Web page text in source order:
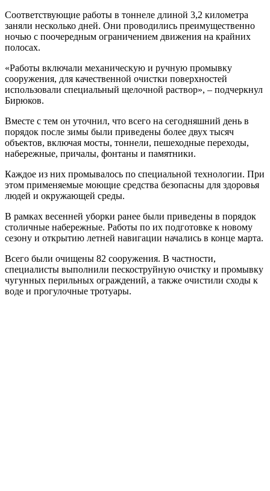
Соответствующие работы в тоннеле длиной 3,2 километра
заняли несколько дней. Они проводились преимущественно
ночью с поочередным ограничением движения на крайних
полосах.
«Работы включали механическую и ручную промывку
сооружения, для качественной очистки поверхностей
использовали специальный щелочной раствор», – подчеркнул
Бирюков.
Вместе с тем он уточнил, что всего на сегодняшний день в
порядок после зимы были приведены более двух тысяч
объектов, включая мосты, тоннели, пешеходные переходы,
набережные, причалы, фонтаны и памятники.
Каждое из них промывалось по специальной технологии. При
этом применяемые моющие средства безопасны для здоровья
людей и окружающей среды.
В рамках весенней уборки ранее были приведены в порядок
столичные набережные. Работы по их подготовке к новому
сезону и открытию летней навигации начались в конце марта.
Всего были очищены 82 сооружения. В частности,
специалисты выполнили пескоструйную очистку и промывку
чугунных перильных ограждений, а также очистили сходы к
воде и прогулочные тротуары.